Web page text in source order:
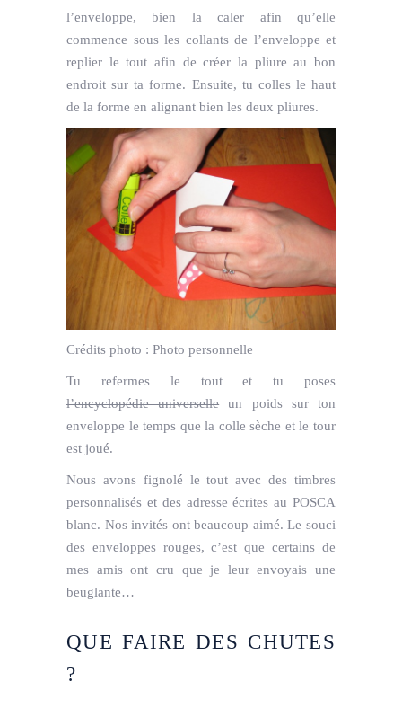
l’enveloppe, bien la caler afin qu’elle
commence sous les collants de l’enveloppe et
replier le tout afin de créer la pliure au bon
endroit sur ta forme. Ensuite, tu colles le haut
de la forme en alignant bien les deux pliures.
Crédits photo : Photo personnelle
Tu refermes le tout et tu poses
l’encyclopédie universelleun poids sur ton
enveloppe le temps que la colle sèche et le tour
est joué.
Nous avons fignolé le tout avec des timbres
personnalisés et des adresse écrites au POSCA
blanc. Nos invités ont beaucoup aimé. Le souci
des enveloppes rouges, c’est que certains de
mes amis ont cru que je leur envoyais une
beuglante…
QUE FAIRE DES CHUTES
?